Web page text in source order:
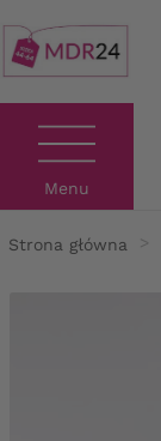
Menu
Strona główna